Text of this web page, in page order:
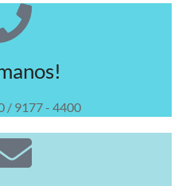
/ 9177 - 4400